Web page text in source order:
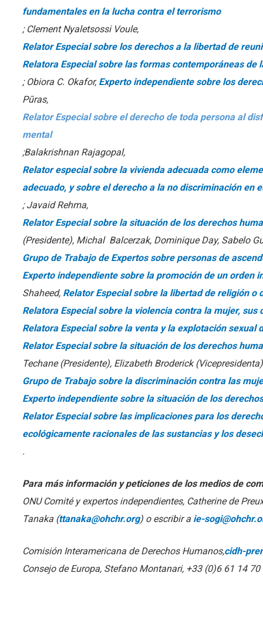
fundamentales en la lucha contra el terrorismo
; Clement Nyaletsossi Voule,
Relator Especial sobre los derechos a la libertad de
Relatora Especial sobre las formas contemporáneas
; Obiora C. Okafor, Experto independiente sobre los
Pūras,
Relator Especial sobre el derecho de toda persona al
mental
;Balakrishnan Rajagopal,
Relator especial sobre la vivienda adecuada como
adecuado, y sobre el derecho a la no discriminación en
; Javaid Rehma,
Relator Especial sobre la situación de los derechos
(Presidente), Michal Balcerzak, Dominique Day, Sabelo
Grupo de Trabajo de Expertos sobre personas de
Experto independiente sobre la promoción de un orden
Shaheed, Relator Especial sobre la libertad de religión o
Relatora Especial sobre la violencia contra la mujer, sus
Relatora Especial sobre la venta y la explotación sexual
Relator Especial sobre la situación de los derechos
Techane (Presidente), Elizabeth Broderick
Grupo de Trabajo sobre la discriminación contra las
Experto independiente sobre la situación de los
Relator Especial sobre las implicaciones para los
ecológicamente racionales de las sustancias y los
.
Para más información y peticiones de los medios de
ONU Comité y expertos independientes, Catherine de
Tanaka (ttanaka@ohchr.org) o escribir a ie-
Comisión Interamericana de Derechos Humanos,cidh-
Consejo de Europa, Stefano Montanari, +33 (0)6 61 14 70